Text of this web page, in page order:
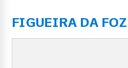
FIGUEIRA DA FOZ